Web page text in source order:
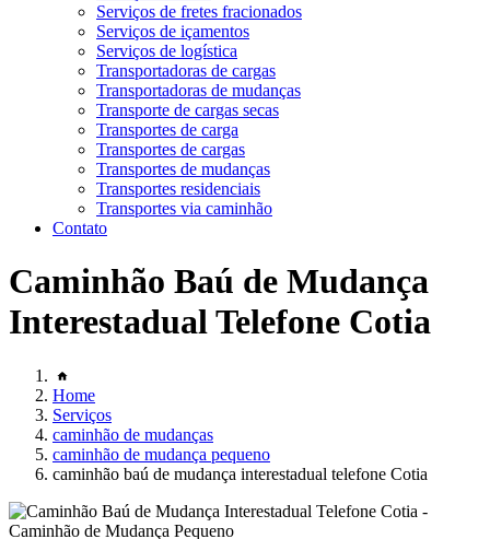
Serviços de fretes fracionados
Serviços de içamentos
Serviços de logística
Transportadoras de cargas
Transportadoras de mudanças
Transporte de cargas secas
Transportes de carga
Transportes de cargas
Transportes de mudanças
Transportes residenciais
Transportes via caminhão
Contato
Caminhão Baú de Mudança
Interestadual Telefone Cotia
Home
Serviços
caminhão de mudanças
caminhão de mudança pequeno
caminhão baú de mudança interestadual telefone Cotia